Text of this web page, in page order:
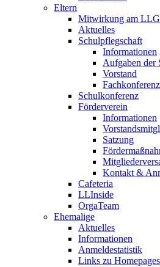
Eltern
Mitwirkung am LLG
Aktuelles
Schulpflegschaft
Informationen
Aufgaben der
Vorstand
Schulkonferenz
Förderverein
Informationen
Satzung
Kontakt &
Cafeteria
LLInside
OrgaTeam
Ehemalige
Aktuelles
Informationen
Anmeldestatistik
Links zu Homepages